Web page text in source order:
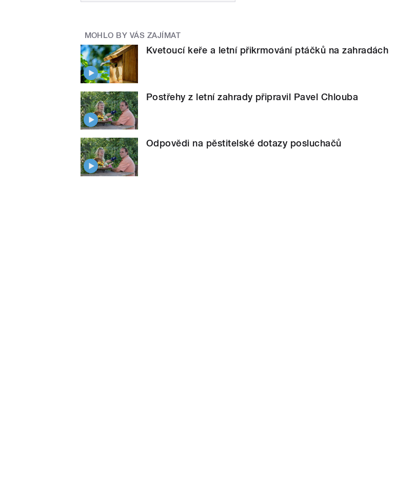
MOHLO BY VÁS ZAJÍMAT
Kvetoucí keře a letní přikrmování ptáčků na zahradách
Postřehy z letní zahrady připravil Pavel Chlouba
Odpovědi na pěstitelské dotazy posluchačů